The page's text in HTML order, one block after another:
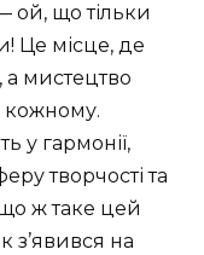
ой, що тільки
Це місце, де
а мистецтво
кожному.
у гармонії,
творчості та
що ж таке цей
з’явився на